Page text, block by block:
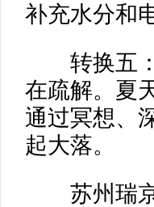
补充水分和
转换五：
在疏解。夏
通过冥想、
起大落。
苏州瑞京